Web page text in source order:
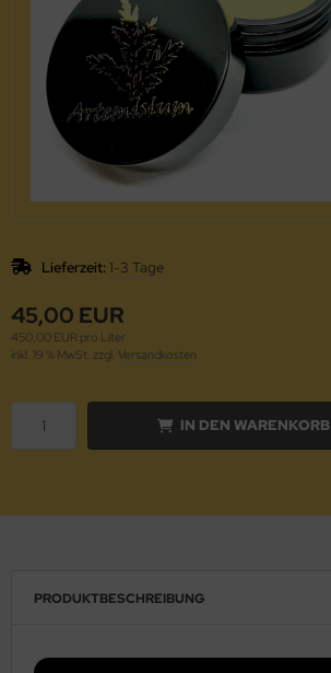
Lieferzeit: 1-3 Tage
45,00 EUR
450,00 EUR pro Liter
inkl. 19 % MwSt. zzgl. Versandkosten
IN DEN WARENKORB
PRODUKTBESCHREIBUNG